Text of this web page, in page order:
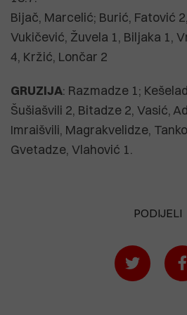
Bijač, Marcelić; Burić, Fatović
Vukičević, Žuvela 1, Biljaka 1,
4, Kržić, Lončar 2
GRUZIJA: Razmadze 1;
Šušiašvili 2, Bitadze 2, Vasić,
Imraišvili, Magrakvelidze,
Gvetadze, Vlahović 1.
PODIJELI